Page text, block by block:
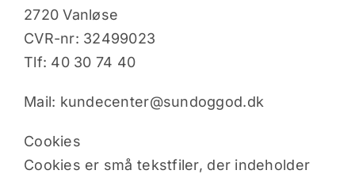
2720 Vanløse
CVR-nr: 32499023
Tlf: 40 30 74 40
Mail: kundecenter@sundoggod.dk
Cookies
Cookies er små tekstfiler, der indeholder